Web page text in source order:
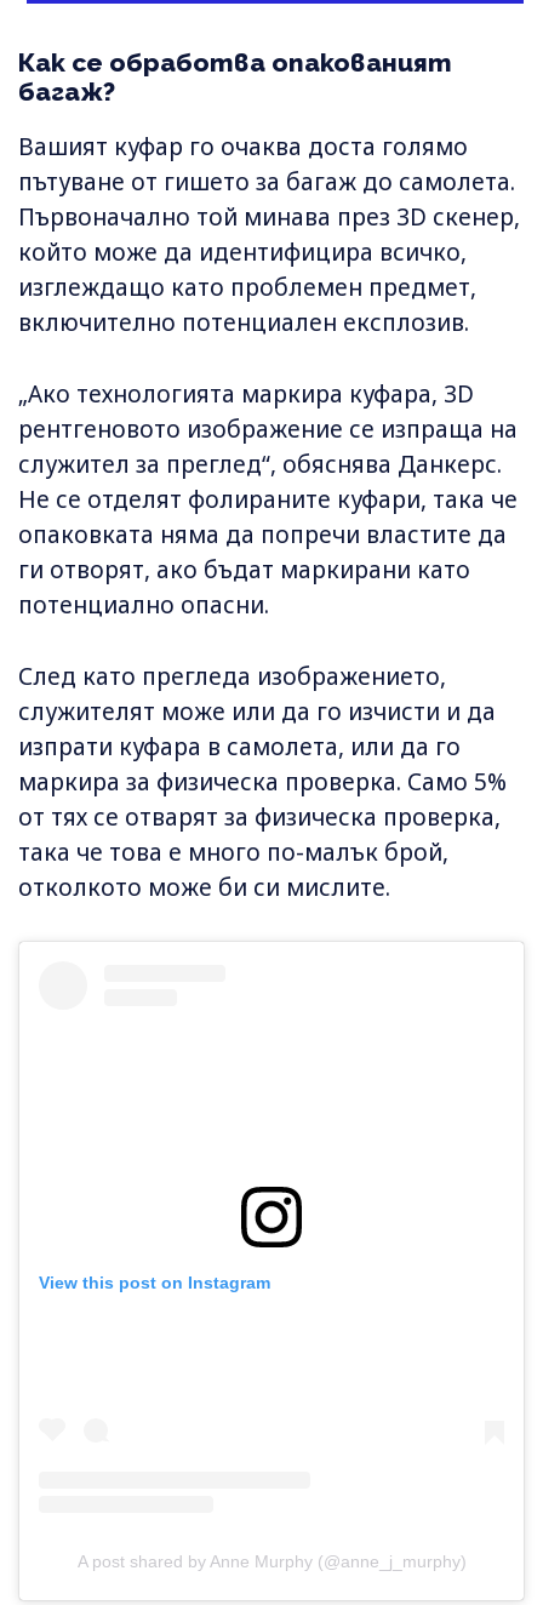
Как се обработва опакованият
багаж?
Вашият куфар го очаква доста голямо
пътуване от гишето за багаж до самолета.
Първоначално той минава през 3D скенер,
който може да идентифицира всичко,
изглеждащо като проблемен предмет,
включително потенциален експлозив.
„Ако технологията маркира куфара, 3D
рентгеновото изображение се изпраща на
служител за преглед“, обяснява Данкерс.
Не се отделят фолираните куфари, така че
опаковката няма да попречи властите да
ги отворят, ако бъдат маркирани като
потенциално опасни.
След като прегледа изображението,
служителят може или да го изчисти и да
изпрати куфара в самолета, или да го
маркира за физическа проверка. Само 5%
от тях се отварят за физическа проверка,
така че това е много по-малък брой,
отколкото може би си мислите.
View this post on Instagram
A post shared by Anne Murphy (@anne_j_murphy)